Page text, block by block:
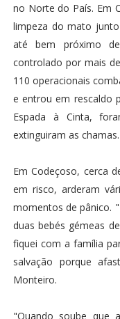
no Norte do País. Em
limpeza do mato
até bem próximo
controlado por mais
110 operacionais
e entrou em rescaldo
Espada à Cinta,
extinguiram as chamas.
Em Codeçoso, cerca
em risco, arderam
momentos de pânico.
duas bebés gémeas
fiquei com a família
salvação porque
Monteiro.
"Quando soube que